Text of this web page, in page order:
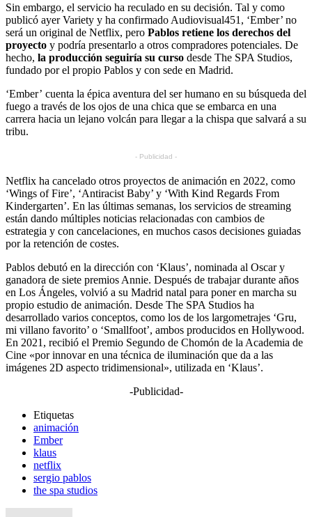
Sin embargo, el servicio ha reculado en su decisión. Tal y como
publicó ayer Variety y ha confirmado Audiovisual451, ‘Ember’ no
será un original de Netflix, pero Pablos retiene los derechos del
proyecto y podría presentarlo a otros compradores potenciales. De
hecho, la producción seguiría su curso desde The SPA Studios,
fundado por el propio Pablos y con sede en Madrid.
‘Ember’ cuenta la épica aventura del ser humano en su búsqueda del
fuego a través de los ojos de una chica que se embarca en una
carrera hacia un lejano volcán para llegar a la chispa que salvará a su
tribu.
- Publicidad -
Netflix ha cancelado otros proyectos de animación en 2022, como
‘Wings of Fire’, ‘Antiracist Baby’ y ‘With Kind Regards From
Kindergarten’. En las últimas semanas, los servicios de streaming
están dando múltiples noticias relacionadas con cambios de
estrategia y con cancelaciones, en muchos casos decisiones guiadas
por la retención de costes.
Pablos debutó en la dirección con ‘Klaus’, nominada al Oscar y
ganadora de siete premios Annie. Después de trabajar durante años
en Los Ángeles, volvió a su Madrid natal para poner en marcha su
propio estudio de animación. Desde The SPA Studios ha
desarrollado varios conceptos, como los de los largometrajes ‘Gru,
mi villano favorito’ o ‘Smallfoot’, ambos producidos en Hollywood.
En 2021, recibió el Premio Segundo de Chomón de la Academia de
Cine «por innovar en una técnica de iluminación que da a las
imágenes 2D aspecto tridimensional», utilizada en ‘Klaus’.
-Publicidad-
Etiquetas
animación
Ember
klaus
netflix
sergio pablos
the spa studios